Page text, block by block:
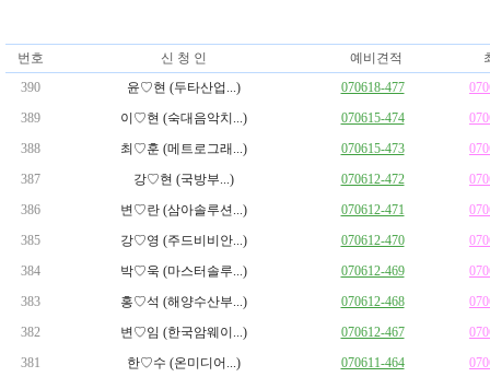
번호 신 청 인 예비견적
390
윤♡현 (두타산업...) 070618-477
389
이♡현 (숙대음악치...) 070615-474
388
최♡훈 (메트로그래...) 070615-473
387
강♡현 (국방부...) 070612-472
386
변♡란 (삼아솔루션...) 070612-471
385
강♡영 (주드비비안...) 070612-470
384
박♡욱 (마스터솔루...) 070612-469
383
홍♡석 (해양수산부...) 070612-468
382
변♡임 (한국암웨이...) 070612-467
381
한♡수 (온미디어...) 070611-464